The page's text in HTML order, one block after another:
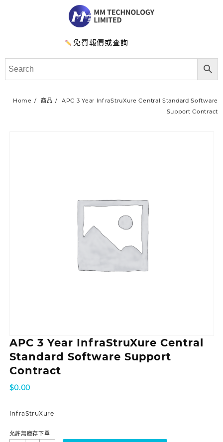
免費報價或查詢
Home 商品
APC 3 Year InfraStruXure Central Standard Software
Support Contract
APC 3 Year InfraStruXure Central
Standard Software Support
Contract
$0.00
InfraStruXure
允許無庫存下單